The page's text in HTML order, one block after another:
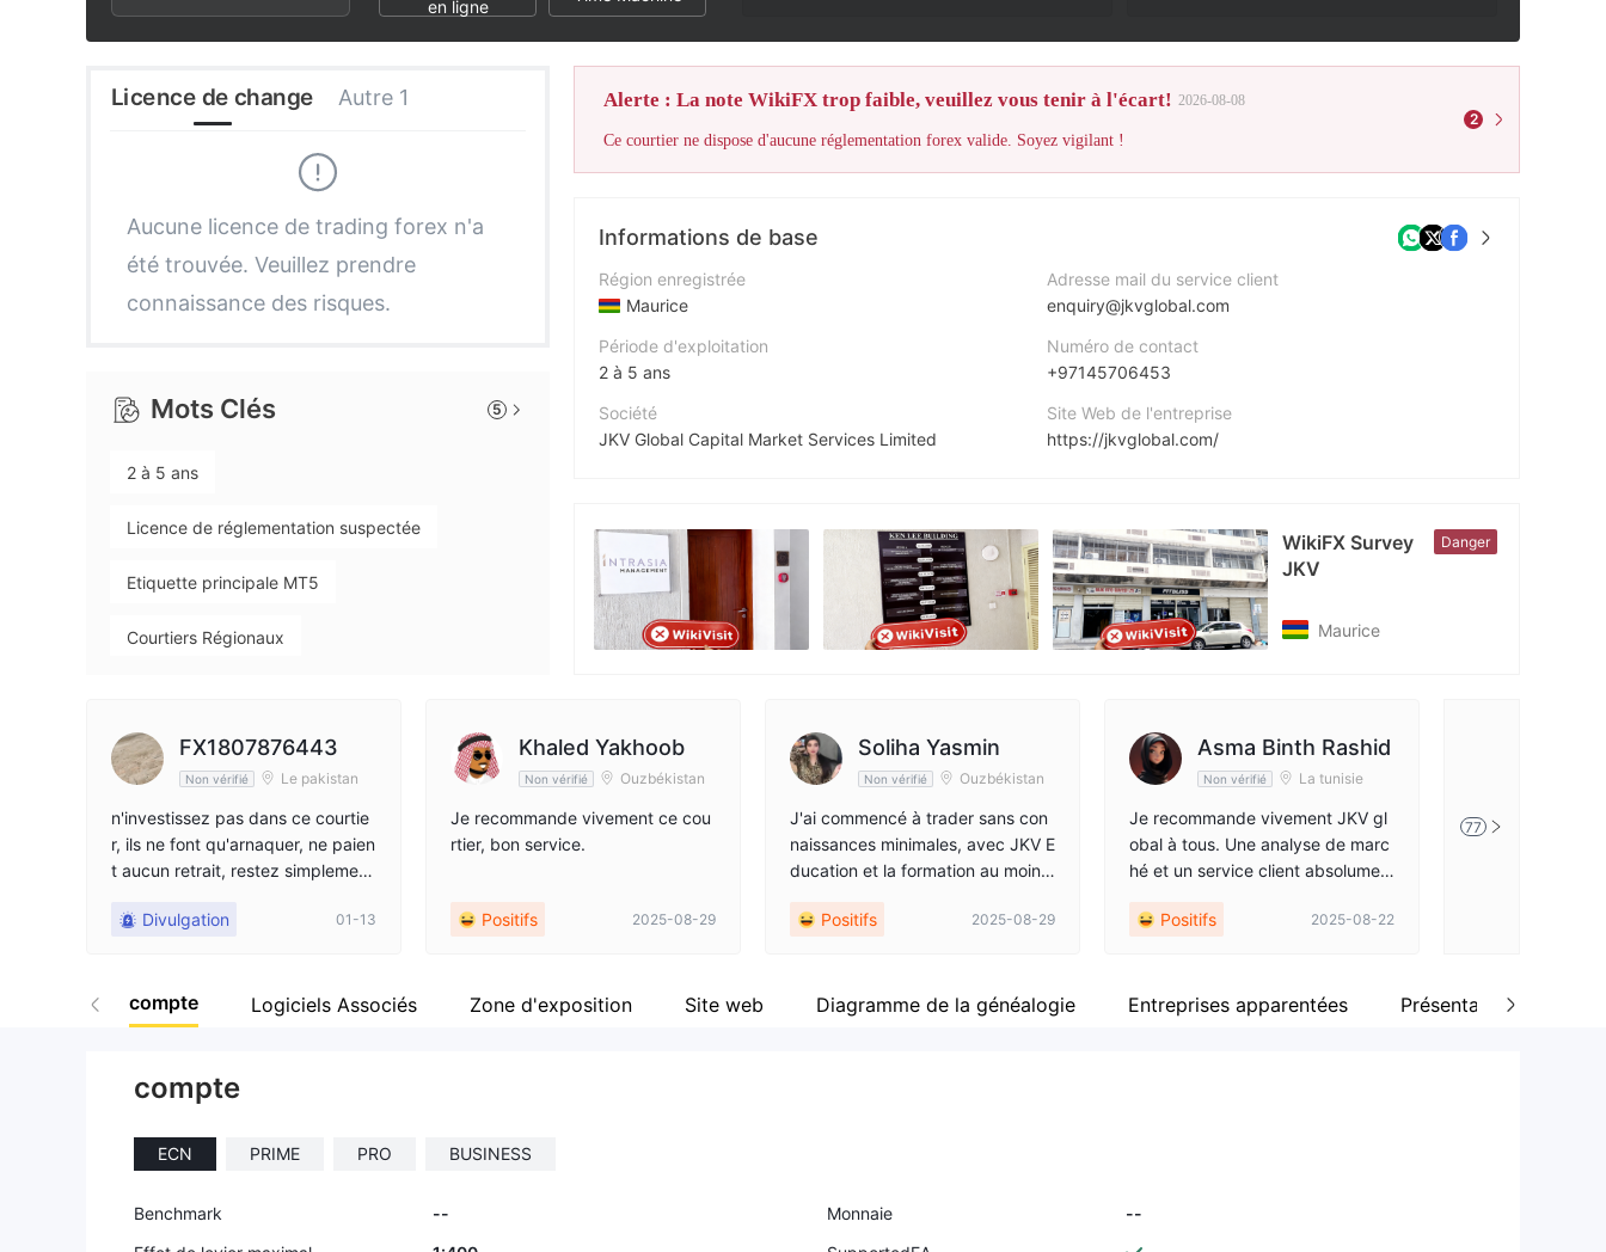
3
4
6
7
1
2
4
5
8
9
3
4
6
7
en ligne
Licence de change Autre 1
Aucune licence de trading forex n'a
été trouvée. Veuillez prendre
connaissance des risques.
Mots Clés 5
2 à 5 ans
Licence de réglementation suspectée
Etiquette principale MT5
Courtiers Régionaux
Alerte : La note WikiFX trop faible, veuillez vous tenir à l'écart! 2026-08-08
Ce courtier ne dispose d'aucune réglementation forex valide. Soyez vigilant !
2
Informations de base
Région enregistrée
Maurice
Période d'exploitation
2 à 5 ans
Société
JKV Global Capital Market Services Limited
Personnel
--
Adresse mail du service client
enquiry@jkvglobal.com
Numéro de contact
+97145706453
Site Web de l'entreprise
https://jkvglobal.com/
Facebook
https://www.facebook.com/jkvglobal#
WikiFX Survey
JKV
Danger
Maurice
FX1807876443
Non vérifié Le pakistan
n'investissez pas dans ce courtie
r, ils ne font qu'arnaquer, ne paien
t aucun retrait, restez simplement
Divulgation
01-13
Khaled Yakhoob
Non vérifié Ouzbékistan
Je recommande vivement ce cou
rtier, bon service.
Positifs 2025-08-29
Soliha Yasmin
Non vérifié Ouzbékistan
J'ai commencé à trader sans con
naissances minimales, avec JKV E
ducation et la formation au moins
ecommande !
Positifs 2025-08-29
Asma Binth Rashid
Non vérifié La tunisie
Je recommande vivement JKV gl
obal à tous. Une analyse de marc
hé et un service client absolumen
Positifs
2025-08-22
JKV Global offre
77
compte Logiciels Associés Zone d'exposition Site web Diagramme de la généalogie Entreprises apparentées Présentation de
compte
ECN PRIME PRO BUSINESS
Benchmark -- Monnaie
--